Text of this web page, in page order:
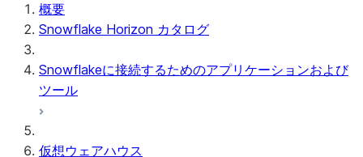
概要
Snowflake Horizon カタログ
Snowflakeに接続するためのアプリケーションおよび
ツール
仮想ウェアハウス